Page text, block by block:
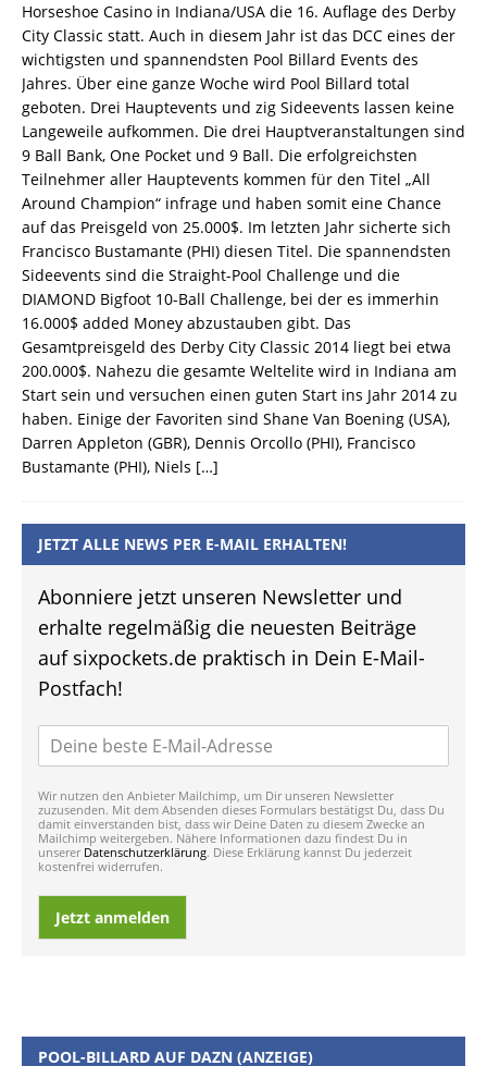
Horseshoe Casino in Indiana/USA die 16. Auflage des Derby
City Classic statt. Auch in diesem Jahr ist das DCC eines der
wichtigsten und spannendsten Pool Billard Events des
Jahres. Über eine ganze Woche wird Pool Billard total
geboten. Drei Hauptevents und zig Sideevents lassen keine
Langeweile aufkommen. Die drei Hauptveranstaltungen sind
9 Ball Bank, One Pocket und 9 Ball. Die erfolgreichsten
Teilnehmer aller Hauptevents kommen für den Titel „All
Around Champion“ infrage und haben somit eine Chance
auf das Preisgeld von 25.000$. Im letzten Jahr sicherte sich
Francisco Bustamante (PHI) diesen Titel. Die spannendsten
Sideevents sind die Straight-Pool Challenge und die
DIAMOND Bigfoot 10-Ball Challenge, bei der es immerhin
16.000$ added Money abzustauben gibt. Das
Gesamtpreisgeld des Derby City Classic 2014 liegt bei etwa
200.000$. Nahezu die gesamte Weltelite wird in Indiana am
Start sein und versuchen einen guten Start ins Jahr 2014 zu
haben. Einige der Favoriten sind Shane Van Boening (USA),
Darren Appleton (GBR), Dennis Orcollo (PHI), Francisco
Bustamante (PHI), Niels […]
JETZT ALLE NEWS PER E-MAIL ERHALTEN!
Abonniere jetzt unseren Newsletter und
erhalte regelmäßig die neuesten Beiträge
auf sixpockets.de praktisch in Dein E-Mail-
Postfach!
Wir nutzen den Anbieter Mailchimp, um Dir unseren Newsletter
zuzusenden. Mit dem Absenden dieses Formulars bestätigst Du, dass Du
damit einverstanden bist, dass wir Deine Daten zu diesem Zwecke an
Mailchimp weitergeben. Nähere Informationen dazu findest Du in
unserer Datenschutzerklärung. Diese Erklärung kannst Du jederzeit
kostenfrei widerrufen.
Jetzt anmelden
POOL-BILLARD AUF DAZN (ANZEIGE)